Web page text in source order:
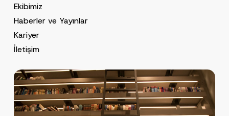
Ekibimiz
Haberler ve Yayınlar
Kariyer
İletişim